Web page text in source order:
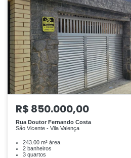
R$ 850.000,00
Rua Doutor Fernando Costa
São Vicente - Vila Valença
243.00 m² área
2 banheiros
3 quartos